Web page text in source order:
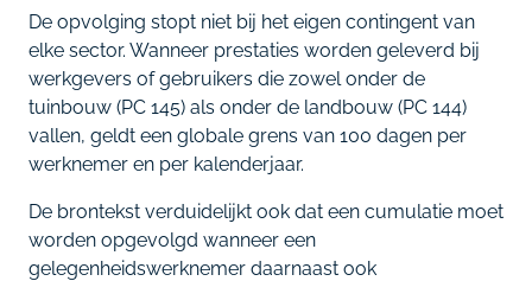
De opvolging stopt niet bij het eigen contingent van
elke sector. Wanneer prestaties worden geleverd bij
werkgevers of gebruikers die zowel onder de
tuinbouw (PC 145) als onder de landbouw (PC 144)
vallen, geldt een globale grens van 100 dagen per
werknemer en per kalenderjaar.
De brontekst verduidelijkt ook dat een cumulatie moet
worden opgevolgd wanneer een
gelegenheidswerknemer daarnaast ook